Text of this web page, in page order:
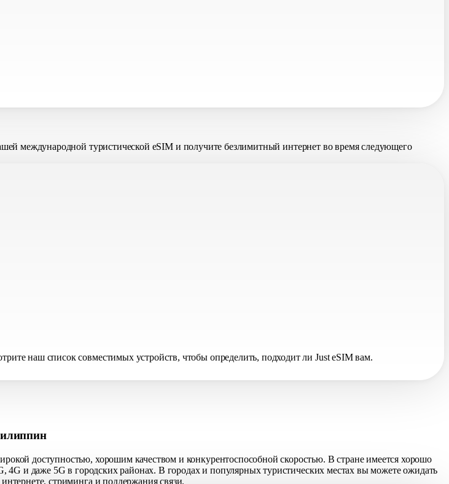
международной туристической eSIMи получите безлимитный интернет во время следующего
наш список совместимых устройств, чтобы определить, подходит ли Just eSIM вам.
доступностью, хорошим качеством и конкурентоспособной скоростью. В стране имеется хорошо
4G и даже 5G в городских районах. В городах и популярных туристических местах вы можете ожидать
стриминга и поддержания связи.